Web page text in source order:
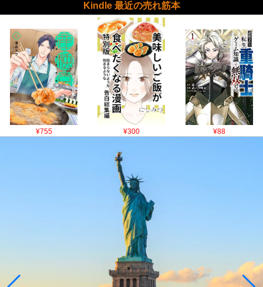
Kindle 最近の売れ筋本
¥755 ¥300 ¥88